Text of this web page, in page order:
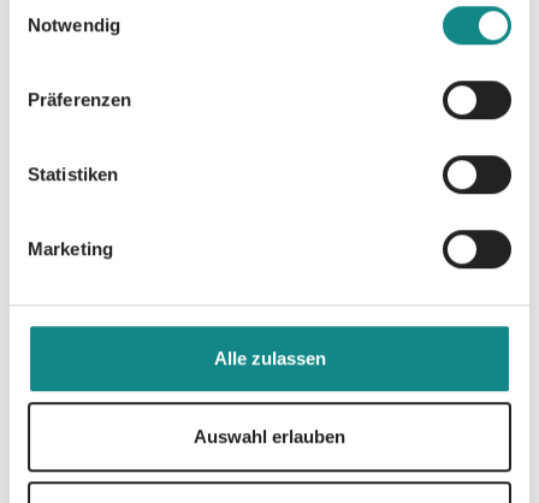
Notwendig
Präferenzen
Statistiken
Marketing
Alle zulassen
Auswahl erlauben